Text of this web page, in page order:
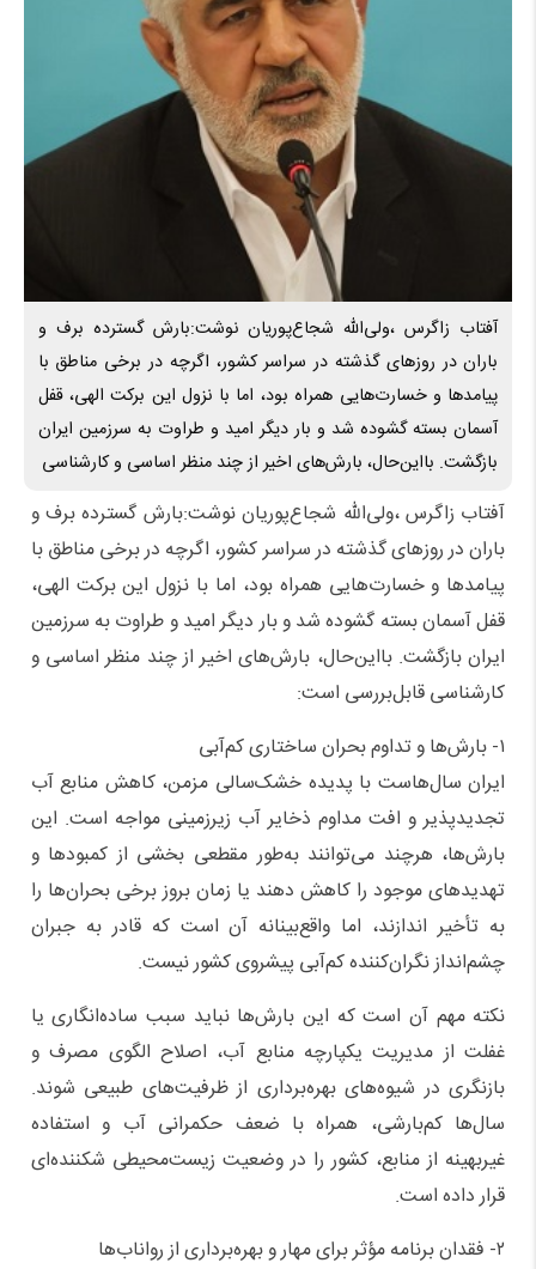
آفتاب زاگرس ،ولی‌الله شجاع‌پوریان نوشت:بارش گسترده برف و
باران در روزهای گذشته در سراسر کشور، اگرچه در برخی مناطق با
پیامدها و خسارت‌هایی همراه بود، اما با نزول این برکت الهی، قفل
آسمان بسته گشوده شد و بار دیگر امید و طراوت به سرزمین ایران
بازگشت. بااین‌حال، بارش‌های اخیر از چند منظر اساسی و کارشناسی
آفتاب زاگرس ،ولی‌الله شجاع‌پوریان نوشت:بارش گسترده برف و
باران در روزهای گذشته در سراسر کشور، اگرچه در برخی مناطق با
پیامدها و خسارت‌هایی همراه بود، اما با نزول این برکت الهی،
قفل آسمان بسته گشوده شد و بار دیگر امید و طراوت به سرزمین
ایران بازگشت. بااین‌حال، بارش‌های اخیر از چند منظر اساسی و
کارشناسی قابل‌بررسی است:
۱- بارش‌ها و تداوم بحران ساختاری کم‌آبی
ایران سال‌هاست با پدیده خشک‌سالی مزمن، کاهش منابع آب
تجدیدپذیر و افت مداوم ذخایر آب زیرزمینی مواجه است. این
بارش‌ها، هرچند می‌توانند به‌طور مقطعی بخشی از کمبودها و
تهدیدهای موجود را کاهش دهند یا زمان بروز برخی بحران‌ها را
به تأخیر اندازند، اما واقع‌بینانه آن است که قادر به جبران
چشم‌انداز نگران‌کننده کم‌آبی پیشروی کشور نیست.
نکته مهم آن است که این بارش‌ها نباید سبب ساده‌انگاری یا
غفلت از مدیریت یکپارچه منابع آب، اصلاح الگوی مصرف و
بازنگری در شیوه‌های بهره‌برداری از ظرفیت‌های طبیعی شوند.
سال‌ها کم‌بارشی، همراه با ضعف حکمرانی آب و استفاده
غیربهینه از منابع، کشور را در وضعیت زیست‌محیطی شکننده‌ای
قرار داده است.
۲- فقدان برنامه مؤثر برای مهار و بهره‌برداری از رواناب‌ها